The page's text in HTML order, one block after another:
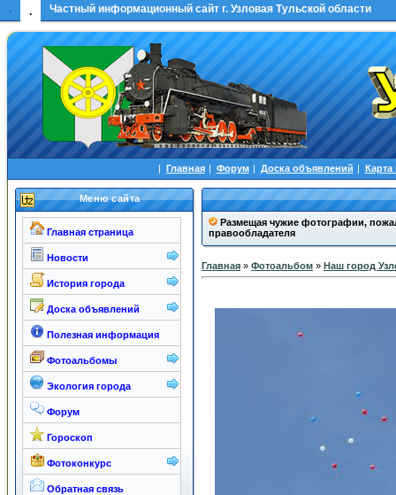
. . Частный информационный сайт г. Узловая Тульской области
| Главная | Форум | Доска объявлений | Карта
Меню сайта
Главная страница
Новости
История города
Доска объявлений
Полезная информация
Фотоальбомы
Экология города
Форум
Гороскоп
Фотоконкурс
Обратная связь
Размещая чужие фотографии,
правообладателя
Главная » Фотоальбом » Наш город